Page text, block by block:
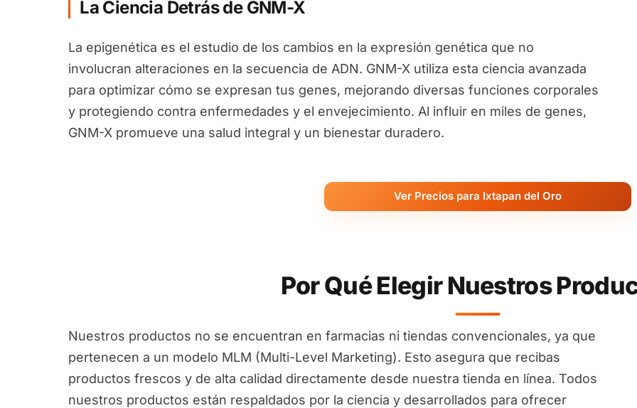
La Ciencia Detrás de GNM-X
La epigenética es el estudio de los cambios en la expresión genética que no
involucran alteraciones en la secuencia de ADN. GNM-X utiliza esta ciencia avanzada
para optimizar cómo se expresan tus genes, mejorando diversas funciones corporales
y protegiendo contra enfermedades y el envejecimiento. Al influir en miles de genes,
GNM-X promueve una salud integral y un bienestar duradero.
Ver Precios para Ixtapan del Oro
Por Qué Elegir Nuestros
Nuestros productos no se encuentran en farmacias ni tiendas convencionales, ya que
pertenecen a un modelo MLM (Multi-Level Marketing). Esto asegura que recibas
productos frescos y de alta calidad directamente desde nuestra tienda en línea. Todos
nuestros productos están respaldados por la ciencia y desarrollados para ofrecer